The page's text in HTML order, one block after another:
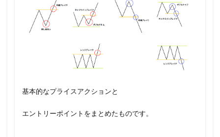
基本的なプライスアクションと
エントリーポイントをまとめたものです。